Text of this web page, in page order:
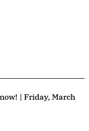
| Friday, March